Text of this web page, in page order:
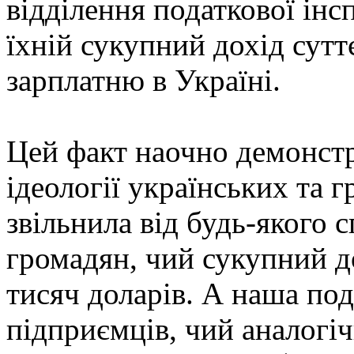
відділення податкової
їхній сукупний дохід
зарплатню в Україні.
Цей факт наочно
ідеології українських та
звільнила від будь-якого
громадян, чий сукупний
тисяч доларів. А наша
підприємців, чий